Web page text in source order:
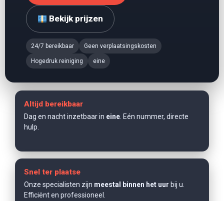
Bekijk prijzen
24/7 bereikbaar Geen verplaatsingskosten
Hogedruk reiniging eine
Altijd bereikbaar
Dag en nacht inzetbaar in eine . Eén nummer, directe
hulp.
Snel ter plaatse
Onze specialisten zijn meestal binnen het uur bij u.
Efficiënt en professioneel.